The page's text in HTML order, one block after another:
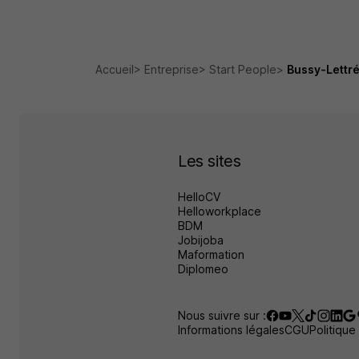
Accueil Entreprise Start People Bussy-
Les sites
HelloCV
Helloworkplace
BDM
Jobijoba
Maformation
Diplomeo
Nous suivre sur :
Informations légalesCGU